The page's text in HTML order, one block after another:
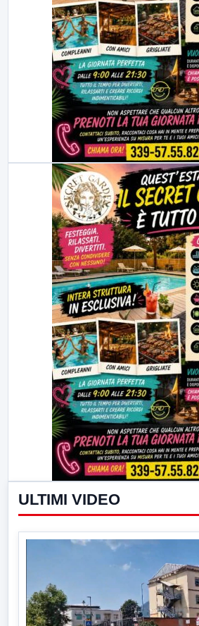
ULTIMI VIDEO